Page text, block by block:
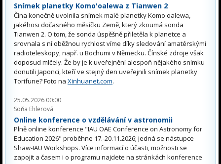
Snímek planetky Komo'oalewa z Tianwen 2
Čína konečně uvolnila snímek malé planetky Komo'oalewa,
jakéhosi dočasného měsíčku Země, který zkoumá sonda
Tianwen 2. O tom, že sonda úspěšně přiletěla k planetce a
srovnala s ní oběžnou rychlost víme díky sledování amatérskými
radioteleskopy, např. u Bochumi v Německu. Čínské zdroje však
doposud mlčely. Že by je k uveřejnění alespoň nějakého snímku
donutili Japonci, kteří ve stejný den uveřejnili snímek planetky
Torifune? Foto na Xinhuanet.com.
25.05.2026 00:00
Soňa Ehlerová
Online konference o vzdělávání v astronomii
Plně online konference "IAU OAE Conference on Astronomy for
Education 2026" proběhne 17.-20.11.2026; jedná se nástupce
Shaw-IAU Workshops. Více informací o účasti, možnosti se
zapojit a časem i o programu najdete na stránkách konference